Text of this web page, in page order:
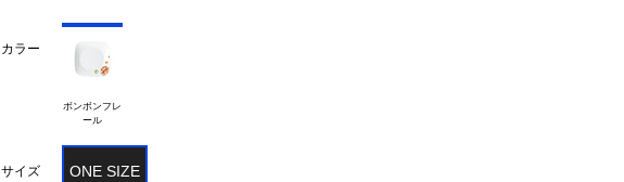
カラー
ボンボンフレ
サイズ ONE SIZE